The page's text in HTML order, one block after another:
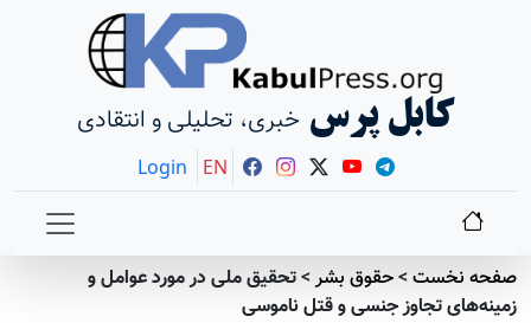
کابل پرس خبری، تحلیلی و انتقادی
Login EN
صفحه نخست>حقوق بشر>تحقیق ملی در مورد عوامل و
زمینه‌های تجاوز جنسی و قتل ناموسی